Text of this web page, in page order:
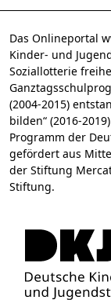
Das Onlineportal
Kinder- und
Soziallotterie
(2004-2015)
bilden“ (2016-
Programm der
gefördert aus
der Stiftung
Stiftung.